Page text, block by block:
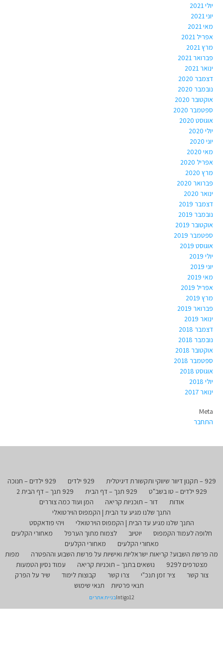
יולי 2021
יוני 2021
מאי 2021
אפריל 2021
מרץ 2021
פברואר 2021
ינואר 2021
דצמבר 2020
נובמבר 2020
אוקטובר 2020
ספטמבר 2020
אוגוסט 2020
יולי 2020
יוני 2020
מאי 2020
אפריל 2020
מרץ 2020
פברואר 2020
ינואר 2020
דצמבר 2019
נובמבר 2019
אוקטובר 2019
ספטמבר 2019
אוגוסט 2019
יולי 2019
יוני 2019
מאי 2019
אפריל 2019
מרץ 2019
פברואר 2019
ינואר 2019
דצמבר 2018
נובמבר 2018
אוקטובר 2018
ספטמבר 2018
אוגוסט 2018
יולי 2018
ינואר 2017
Meta
התחבר
929 – תקנון דיוור שיווקי ותקשורת דיגיטלית 929 ילדים
929 ילדים – חנוכה
929 ילדים – טו בשב"ט
929 תנך – דף הבית
929 תנך – דף הבית 2
אודות
דור – תוכניות קריאה
המן ועוד כמה צוררים
התנך שלנו מגיע עד הבית | הקמפוס הוירטואלי
התנך שלנו מגיע עד הבית | הקמפוס הוירטואלי
ויהי פודאקסט
חלופה לעמוד הקמפוס
יוטיוב לצמוח מתוך הערפל
מאחורי הקלעים
מאחורי הקלעים
מאחורי הקלעים
מה פרשת השבוע? קריאות ישראליות ואישיות על פרשת השבוע וההפטרה
מפות
מצטרפים ל929
נושאים בתנך – תוכניות קריאה
עמוד נסיון הטמעות
צור קשר
ציר זמן תנכ"י צרו קשר קבוצות לימוד
שיר על הפרק
תנאי פרטיות
תנאי שימוש
Intigo12בניית אתרים